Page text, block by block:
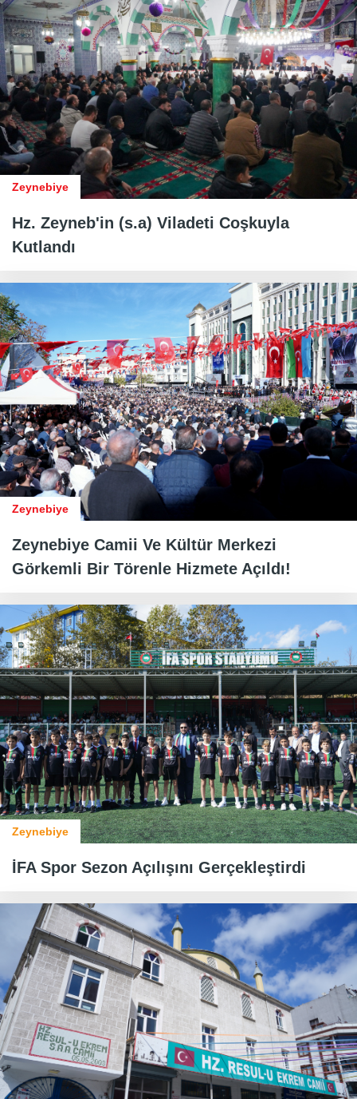
Zeynebiye
Hz. Zeyneb'in (s.a) Viladeti Coşkuyla
Kutlandı
Zeynebiye
Zeynebiye Camii Ve Kültür Merkezi
Görkemli Bir Törenle Hizmete Açıldı!
Zeynebiye
İFA Spor Sezon Açılışını Gerçekleştirdi